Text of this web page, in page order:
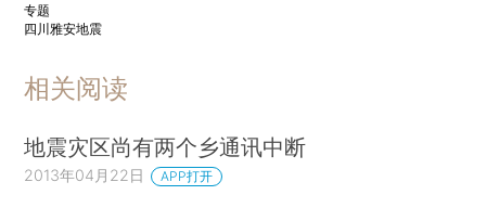
专题
四川雅安地震
相关阅读
地震灾区尚有两个乡通讯中断
2013年04月22日 APP打开